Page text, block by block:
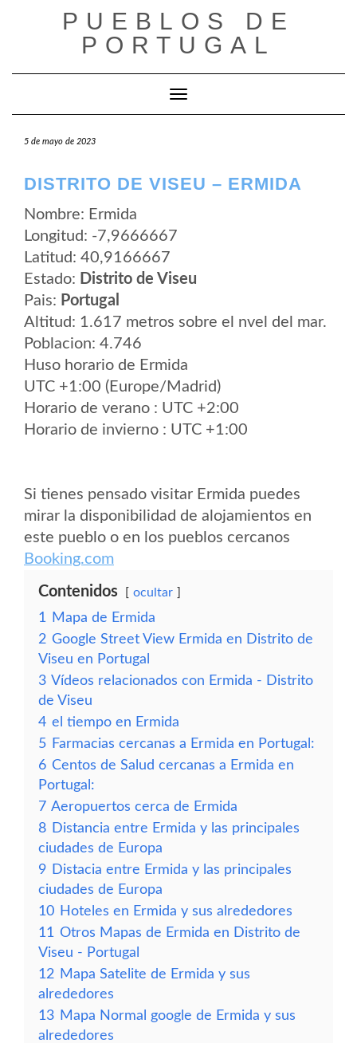
PUEBLOS DE
PORTUGAL
Cambiar modo de navegación
5 de mayo de 2023
DISTRITO DE VISEU – ERMIDA
Nombre: Ermida
Longitud: -7,9666667
Latitud: 40,9166667
Estado: Distrito de Viseu
Pais: Portugal
Altitud: 1.617 metros sobre el nvel del mar.
Poblacion: 4.746
Huso horario de Ermida
UTC +1:00 (Europe/Madrid)
Horario de verano : UTC +2:00
Horario de invierno : UTC +1:00
Si tienes pensado visitar Ermida puedes
mirar la disponibilidad de alojamientos en
este pueblo o en los pueblos cercanos
Booking.com
Contenidos ocultar
1
Mapa de Ermida
2 Google Street View Ermida en Distrito de
Viseu en Portugal
3 Vídeos relacionados con Ermida - Distrito
de Viseu
4 el tiempo en Ermida
5 Farmacias cercanas a Ermida en Portugal:
6 Centos de Salud cercanas a Ermida en
Portugal:
7 Aeropuertos cerca de Ermida
8 Distancia entre Ermida y las principales
ciudades de Europa
9 Distacia entre Ermida y las principales
ciudades de Europa
10 Hoteles en Ermida y sus alrededores
11 Otros Mapas de Ermida en Distrito de
Viseu - Portugal
12 Mapa Satelite de Ermida y sus
alrededores
13 Mapa Normal google de Ermida y sus
alrededores